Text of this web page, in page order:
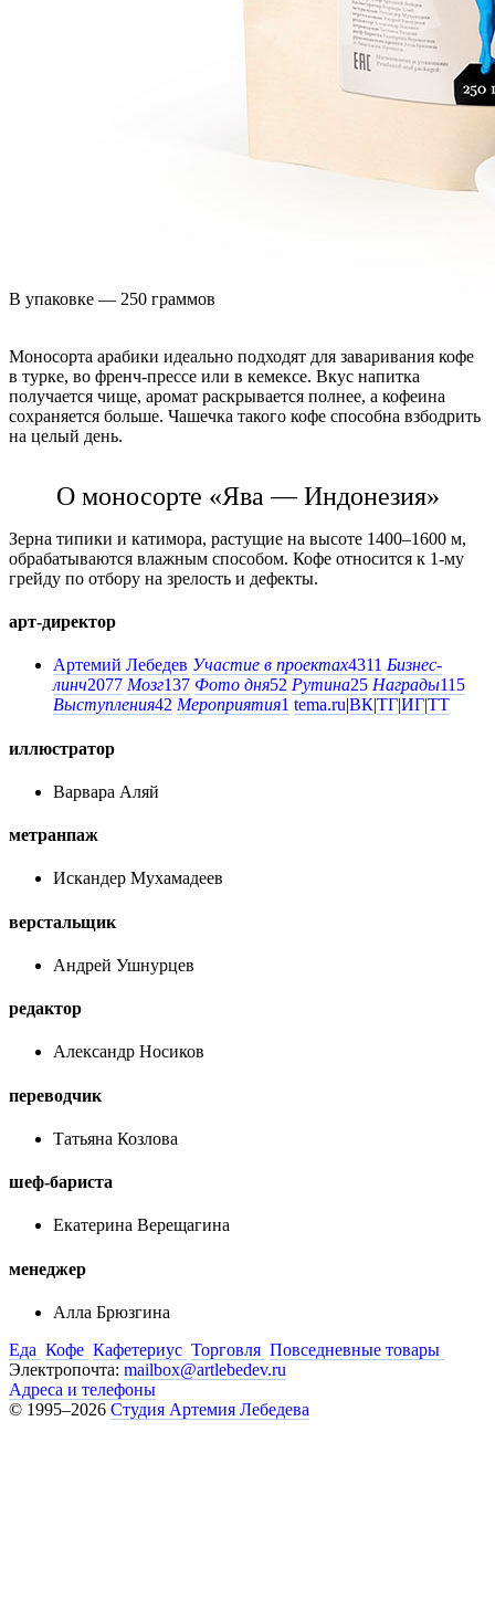
В упаковке — 250 граммов
Моносорта арабики идеально подходят для заваривания кофе
в турке, во френч-прессе или в кемексе. Вкус напитка
получается чище, аромат раскрывается полнее, а кофеина
сохраняется больше. Чашечка такого кофе способна взбодрить
на целый день.
О моносорте «Ява — Индонезия»
Зерна типики и катимора, растущие на высоте 1400–1600 м,
обрабатываются влажным способом. Кофе относится к 1-му
грейду по отбору на зрелость и дефекты.
арт-директор
Артемий Лебедев Участие в проектах4311 Бизнес-
линч2077 Мозг137 Фото дня52 Рутина25 Награды115
Выступления42 Мероприятия1 tema.ru|ВК|ТГ|ИГ|ТТ
иллюстратор
Варвара Аляй
метранпаж
Искандер Мухамадеев
верстальщик
Андрей Ушнурцев
редактор
Александр Носиков
переводчик
Татьяна Козлова
шеф-бариста
Екатерина Верещагина
менеджер
Алла Брюзгина
Еда Кофе Кафетериус Торговля Повседневные товары
Электропочта: mailbox@artlebedev.ru
Адреса и телефоны
© 1995–2026 Студия Артемия Лебедева